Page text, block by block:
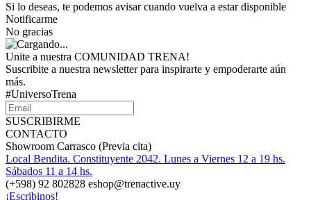
Si lo deseas, te podemos avisar cuando vuelva a estar disponible
Notificarme
No gracias
Unite a nuestra COMUNIDAD TRENA!
Suscribite a nuestra newsletter para inspirarte y empoderarte aún
más.
#UniversoTrena
SUSCRIBIRME
CONTACTO
Showroom Carrasco (Previa cita)
Local Bendita. Constituyente 2042. Lunes a Viernes 12 a 19 hs.
Sábados 11 a 14 hs.
(+598) 92 802828 eshop@trenactive.uy
¡Escribinos!